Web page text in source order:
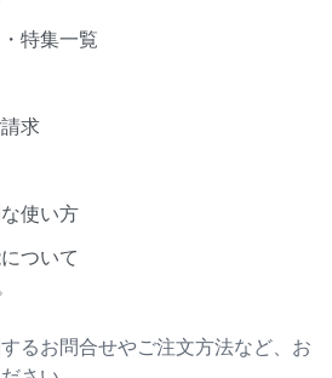
特集一覧
求
使い方
ついて
るお問合せやご注文方法など、お